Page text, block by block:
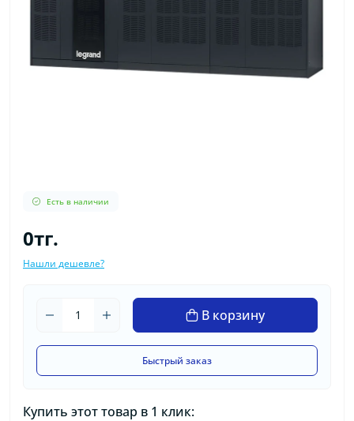
Есть в наличии
0тг.
Нашли дешевле?
В корзину
Быстрый заказ
Купить этот товар в 1 клик: